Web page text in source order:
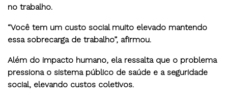
no trabalho.
“Você tem um custo social muito elevado mantendo
essa sobrecarga de trabalho”, afirmou.
Além do impacto humano, ela ressalta que o problema
pressiona o sistema público de saúde e a seguridade
social, elevando custos coletivos.